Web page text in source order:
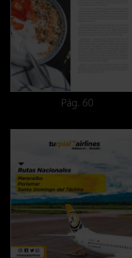
Pág. 60